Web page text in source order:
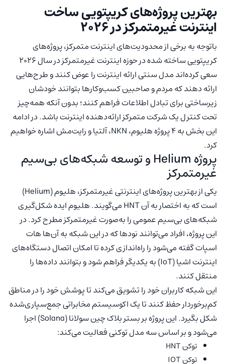
بهترین پروژه‌های کریپتویی ساخت
اینترنت غیرمتمرکز در 2026
باتوجه به برخی از محدودیت‌های اینترنت متمرکز، پروژه‌های
کریپتویی ساخته شده در حوزه اینترنت غیرمتمرکز در سال ۲۰۲۶
سعی کرده‌اند مدل سنتی ارائه اینترنت را عوض کنند و طرح‌هایی
ارائه دهند که مردم و صاحبین کسب‌و‌کارها بتوانند خودشان
زیرساختی برای تبادل اطلاعات فراهم کنند؛ بدون آنکه همه‌چیز
تحت کنترل یک شرکت متمرکز ارائه‌دهنده اینترنت باشد. در ادامه
این بخش به ۴ پروژه هلیوم، NKN، آلتیا و رایت‌مش اشاره خواهیم
کرد.
پروژه Helium و توسعه شبکه‌های بی‌سیم
غیرمتمرکز
یکی از بهترین پروژه‌های اینترنتی غیرمتمرکز، هلیوم (Helium)
است که به اختصار به آن HNT می‌گویند. هلیوم ایده شکل‌گیری
شبکه‌های بی‌سیم عمومی را به‌صورت غیرمتمرکز مطرح کرد. در
این پروژه، افراد می‌توانند نودها که در این شبکه به آن‌ها هات
اسپات گفته می‌شود را راه‌اندازی کرده تا امکان اتصال دستگاه‌های
اینترنت اشیا (IoT) به یکدیگر فراهم شود و بتوانند داده‌ها را
منتقل کنند.
این شبکه کاربران خود را تشویق می‌کند تا پوشش خود را در مناطق
کم‌برخوردار حفظ کنند تا یک اکوسیستم مخابراتی جمع‌سپاری‌شده
شکل بگیرد. این پروژه بر بستر بلاک چین سولانا (Solana) اجرا
می‌شود و بر اساس سه مدل توکنی فعالیت می‌کند:
توکن HNT
توکن IOT